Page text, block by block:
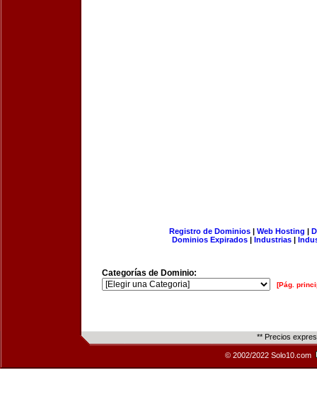
Registro de Dominios| Web Hosting |
Dominios Expirados | Industrias |
Categorías de Dominio:
[Pág.
** Precios
© 2002/2022 Solo10.com